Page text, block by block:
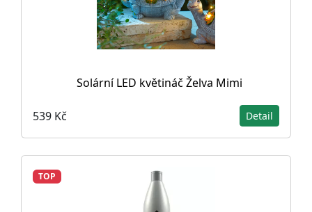
Solární LED květináč Želva Mimi
539 Kč Detail
TOP